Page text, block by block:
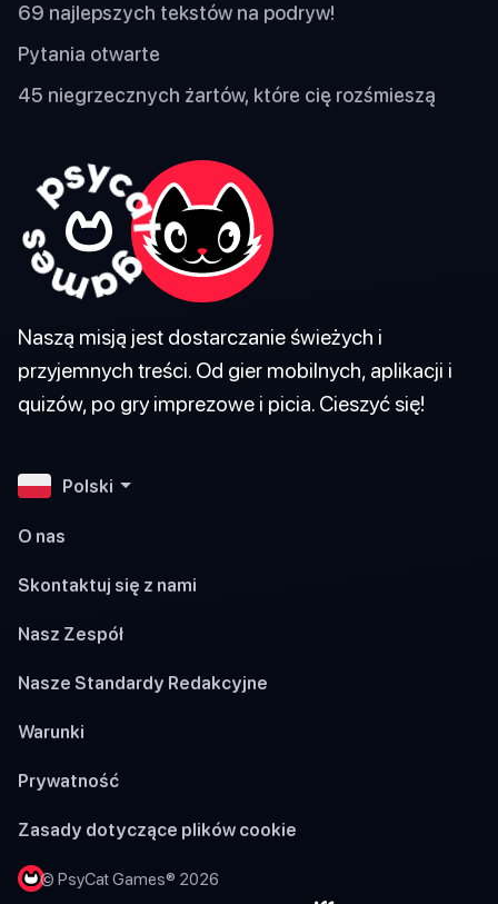
69 najlepszych tekstów na podryw!
Pytania otwarte
45 niegrzecznych żartów, które cię rozśmieszą
Naszą misją jest dostarczanie świeżych i
przyjemnych treści. Od gier mobilnych, aplikacji i
quizów, po gry imprezowe i picia. Cieszyć się!
Polski
O nas
Skontaktuj się z nami
Nasz Zespół
Nasze Standardy Redakcyjne
Warunki
Prywatność
Zasady dotyczące plików cookie
© PsyCat Games® 2026